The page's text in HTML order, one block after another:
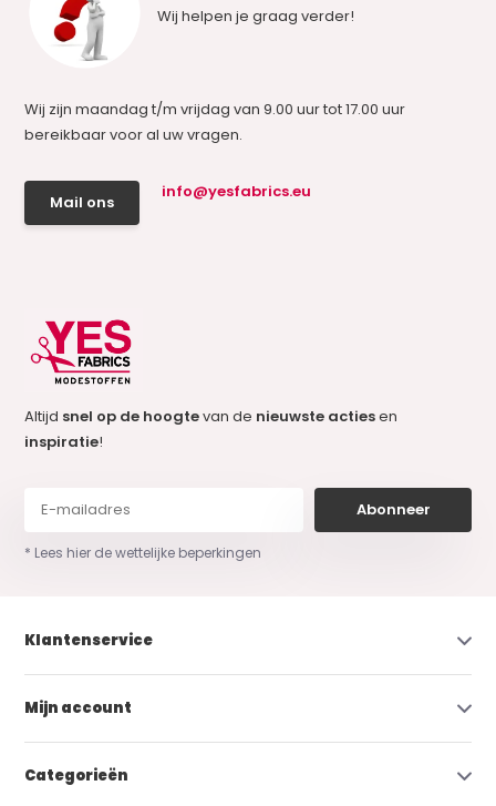
Wij helpen je graag verder!
Wij zijn maandag t/m vrijdag van 9.00 uur tot 17.00 uur
bereikbaar voor al uw vragen.
Mail ons
info@yesfabrics.eu
Altijd snel op de hoogtevan de nieuwste actiesen
inspiratie!
Abonneer
* Lees hier de wettelijke beperkingen
Klantenservice
Mijn account
Categorieën